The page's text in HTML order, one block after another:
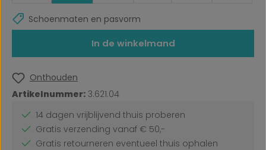
Schoenmaten en pasvorm
In de winkelmand
Onthouden
Artikelnummer: 3.621.04
14 dagen vrijblijvend thuis proberen
Gratis verzending vanaf € 50,-
Gratis retourneren eventueel thuis ophalen